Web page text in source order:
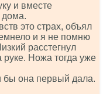
и вместе
дома.
это страх, объял
и я не помню
расстегнул
руке. Ножа тогда уже
бы она первый дала.